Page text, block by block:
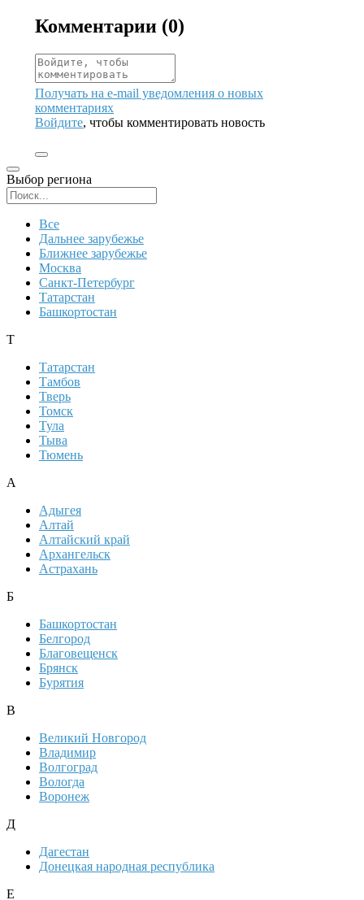
Комментарии (0)
Получать на e‑mail уведомления о новых
комментариях
Войдите, чтобы комментировать новость
Выбор региона
Все
Дальнее зарубежье
Ближнее зарубежье
Москва
Санкт-Петербург
Татарстан
Башкортостан
Т
Татарстан
Тамбов
Тверь
Томск
Тула
Тыва
Тюмень
А
Адыгея
Алтай
Алтайский край
Архангельск
Астрахань
Б
Башкортостан
Белгород
Благовещенск
Брянск
Бурятия
В
Великий Новгород
Владимир
Волгоград
Вологда
Воронеж
Д
Дагестан
Донецкая народная республика
Е